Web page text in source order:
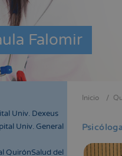
Falomir
Univ. Dexeus
Univ. General
QuirónSalud del
enlaces
ayuda
Inicio
Psicóloga